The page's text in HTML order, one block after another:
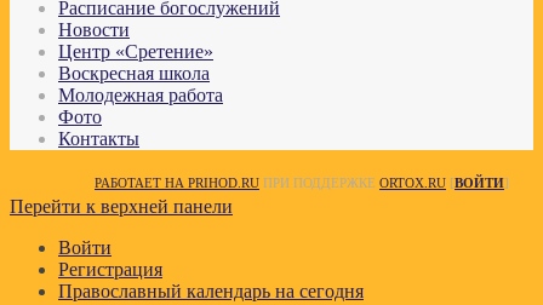
Расписание богослужений
Новости
Центр «Сретение»
Воскресная школа
Молодежная работа
Фото
Контакты
РАБОТАЕТ НА PRIHOD.RU ПРИ ПОДДЕРЖКЕ ORTOX.RU [ВОЙТИ]
Перейти к верхней панели
Войти
Регистрация
Православный календарь на сегодня